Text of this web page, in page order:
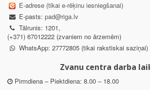
E-adrese (tikai e-rēķinu iesniegšanai)
E-pasts: pad@riga.lv
Tālrunis: 1201,
(+371) 67012222 (zvaniem no ārzemēm)
WhatsApp: 27772805 (tikai rakstiskai saziņai)
Zvanu centra darba
Pirmdiena – Piektdiena: 8.00 – 18.00